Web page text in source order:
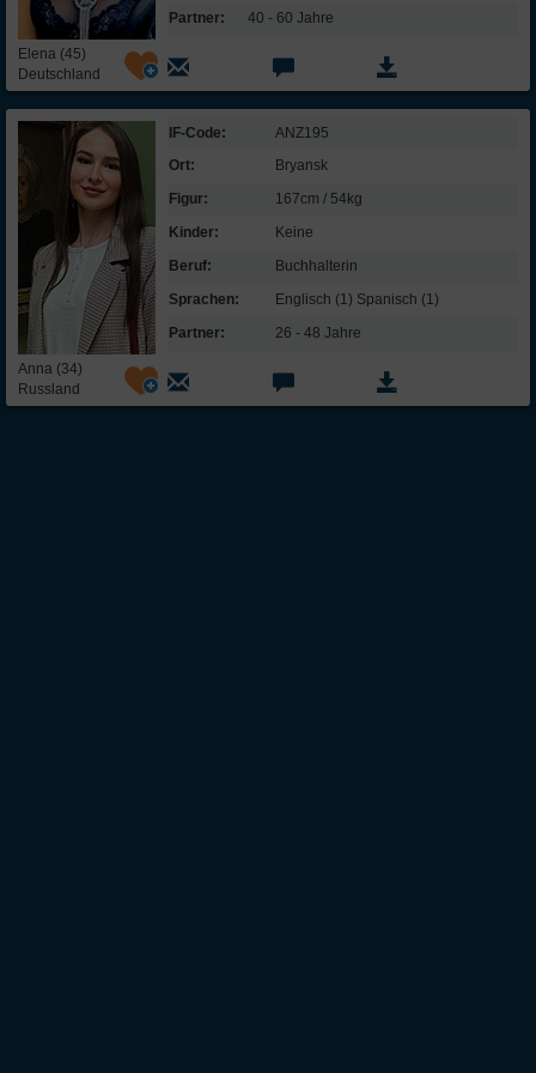
Mein Idealmann:
Alter:
28-32 Jahre
Größe:
165-195 cm
Eigenschaften:
sportlich, ausgeglichen, rücksichtsvoll, gesichertes
Einkommen, gebildet, ordentlich
Darf mein
Partner Kinder
haben?
Religion
meines
Partners:
Elena (45)
Deutschland
Partner:
40 - 60 Jahre
Anna (34)
Russland
IF-Code:
ANZ195
Ort:
Bryansk
Figur:
167cm / 54kg
Kinder:
Keine
Beruf:
Buchhalterin
Sprachen:
Englisch (1) Spanisch (1)
Partner:
26 - 48 Jahre